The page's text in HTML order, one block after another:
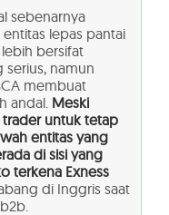
sebenarnya
lepas pantai
bersifat
serius, namun
membuat
andal. Meski
untuk tetap
entitas yang
di sisi yang
terkena Exness
di Inggris saat